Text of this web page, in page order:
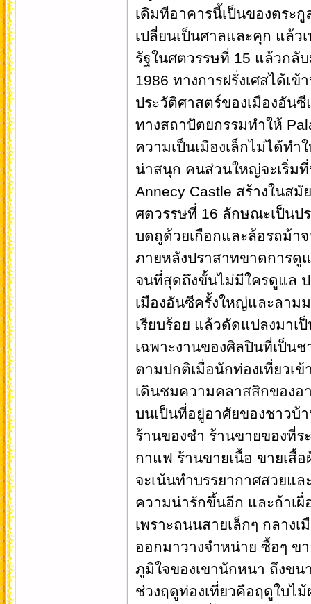
เดิมทีอาคารนี้เป็นของตระ
เปลี่ยนเป็นศาลและคุก แล้ว
รัฐในศตวรรษที่ 15 แล้วกลั
1986 ทางการฝรั่งเศสได้เ
ประวัติศาสตร์ของเมืองอัน
ทางสถาปัตยกรรมทำให้
ความเป็นเมืองเล็กไม่ได้ท
น่าสนุก คนส่วนใหญ่จะเริ่ม
Annecy Castle สร้างในส
ศตวรรษที่ 16 ลักษณะเป็น
บดถูด้วยเกือกและล้อรถม้า
ภายหลังปราสาทขาดการดู
จนที่สุดถึงขั้นไม่มีใครดูแล
เมืองอันซีครั้งใหญ่และลาม
เรียบร้อย แล้วดัดแปลงมาเ
เฉพาะงานของศิลปินที่เป็น
ตามปกติเมื่อนักท่องเที่ยวเ
เดินชมความคลาสสิกของอ
บนเป็นที่อยู่อาศัยของชาวบ้
ร้านของชำ ร้านขายของที่
กาแฟ ร้านขายเนื้อ ขายเสื้
จะเน้นทำบรรยากาศสวยแ
ความน่ารักขึ้นอีก และถ้าเ
เพราะถนนสายเล็กๆ กลาง
ออกมาวางจำหน่าย ซื้อๆ ข
ภูมิใจของเขานักหนา ถึงขน
ช่วงฤดูท่องเที่ยวคือฤดูใบไ